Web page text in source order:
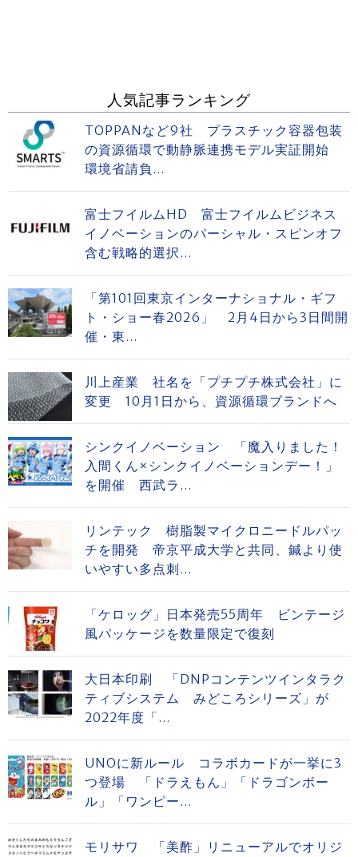
人気記事ランキング
TOPPANなど9社 プラスチック容器包装
の資源循環で動静脈連携モデル実証開始
環境省請負...
富士フイルムHD 富士フイルムビジネス
イノベーションのパーシャル・スピンオフ
含む戦略的選択...
「第101回東京インターナショナル・ギフ
ト・ショー春2026」 2月4日から3日間開
催・東...
川上産業 社名を「プチプチ株式会社」に
変更 10月1日から、資源循環ブランドへ
シンクイノベーション 「魔入りました！
入間くん×シンクイノベーションデー！」
を開催 西武ラ...
リンテック 樹脂製マイクロニードルパッ
チを開発 帝京平成大学と共同、鍼より使
いやすい多点刺...
「ケロッグ」日本発売55周年 ビンテージ
風パッケージを数量限定で復刻
大日本印刷 「DNPコンテンツインタラク
ティブシステム みどころシリーズ」が
2022年度「...
UNOに新ルール コラボカードが一挙に3
つ登場 「ドラえもん」「ドラゴンボー
ル」「ワンピー...
モリサワ 「美酢」リニューアルでオリジ